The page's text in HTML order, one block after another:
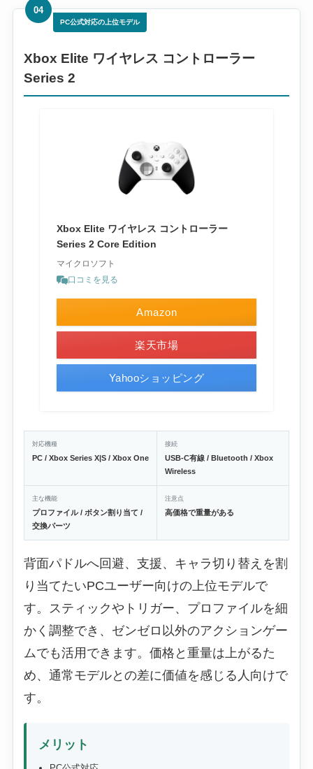
04
PC公式対応の上位モデル
Xbox Elite ワイヤレス コントローラー
Series 2
Xbox Elite ワイヤレス コントローラー
Series 2 Core Edition
マイクロソフト
口コミを見る
Amazon
楽天市場
Yahooショッピング
対応機種
PC / Xbox Series X|S / Xbox One
接続
USB-C有線 / Bluetooth / Xbox
Wireless
主な機能
プロファイル / ボタン割り当て /
交換パーツ
注意点
高価格で重量がある
背面パドルへ回避、支援、キャラ切り替えを割
り当てたいPCユーザー向けの上位モデルで
す。スティックやトリガー、プロファイルを細
かく調整でき、ゼンゼロ以外のアクションゲー
ムでも活用できます。価格と重量は上がるた
め、通常モデルとの差に価値を感じる人向けで
す。
メリット